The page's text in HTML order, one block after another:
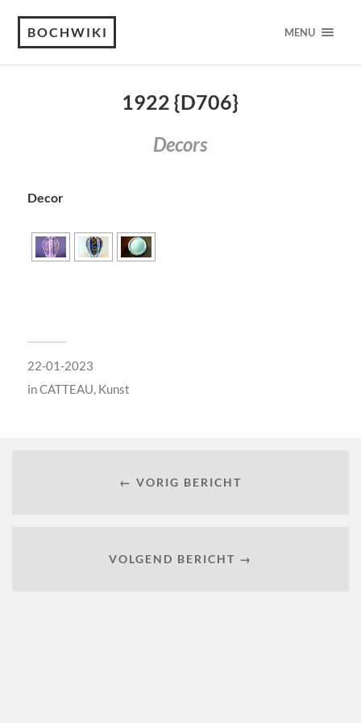
BOCHWIKI MENU
1922 {D706}
Decors
Decor
22-01-2023
inCATTEAU, Kunst
← VORIG BERICHT
VOLGEND BERICHT →